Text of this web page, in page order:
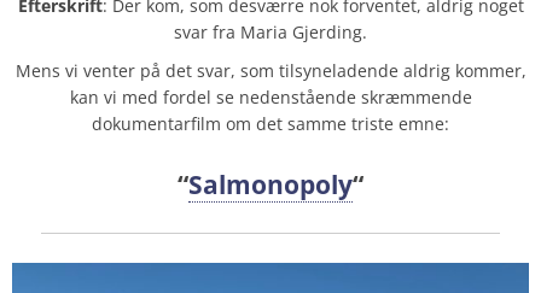
Efterskrift: Der kom, som desværre nok forventet, aldrig noget
svar fra Maria Gjerding.
Mens vi venter på det svar, som tilsyneladende aldrig kommer,
kan vi med fordel se nedenstående skræmmende
dokumentarfilm om det samme triste emne:
“Salmonopoly“